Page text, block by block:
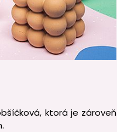
ktorá je zároveň